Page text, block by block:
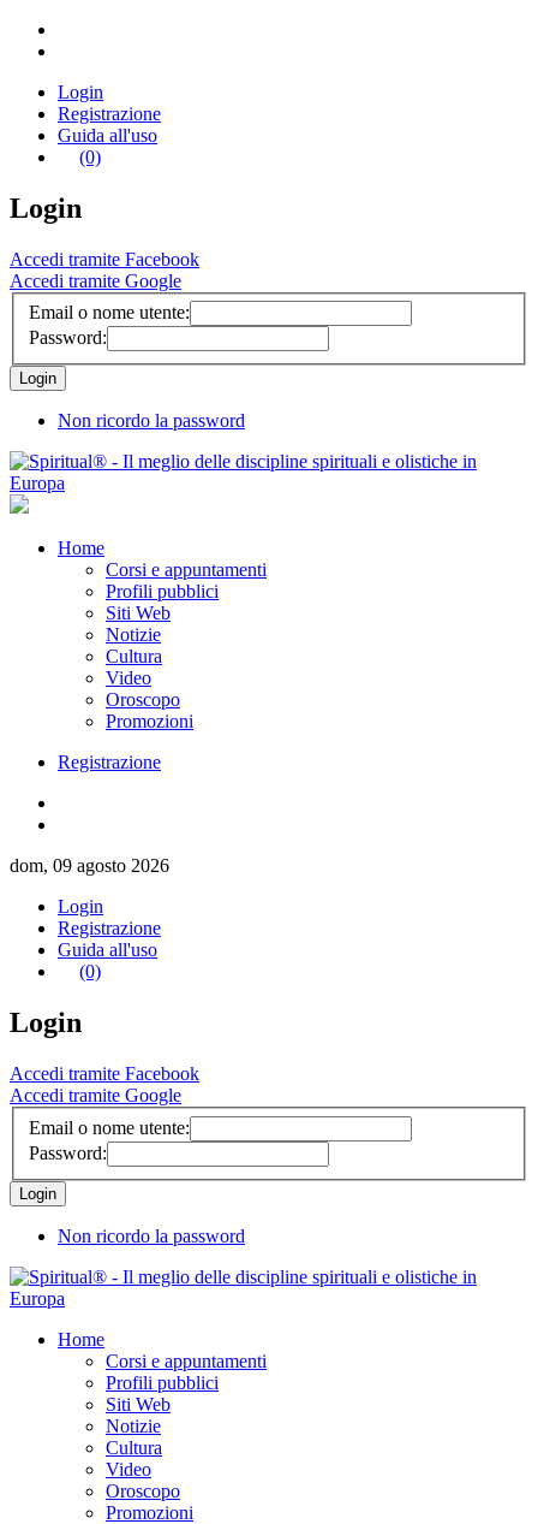
Login
Registrazione
Guida all'uso
(0)
Login
Accedi tramite Facebook
Accedi tramite Google
Email o nome utente:
Password:
Non ricordo la password
Home
Corsi e appuntamenti
Profili pubblici
Siti Web
Notizie
Cultura
Video
Oroscopo
Promozioni
Registrazione
dom, 09 agosto 2026
Login
Registrazione
Guida all'uso
(0)
Login
Accedi tramite Facebook
Accedi tramite Google
Email o nome utente:
Password:
Non ricordo la password
Home
Corsi e appuntamenti
Profili pubblici
Siti Web
Notizie
Cultura
Video
Oroscopo
Promozioni